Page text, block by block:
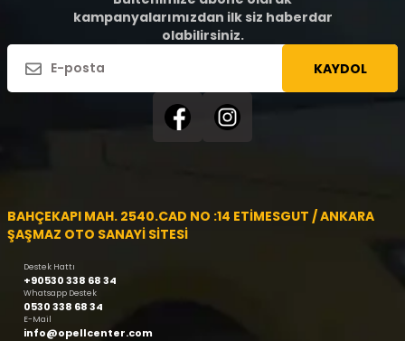
kampanyalarımızdan ilk siz haberdar
olabilirsiniz.
KAYDOL
BAHÇEKAPI MAH. 2540.CAD NO :14 ETİMESGUT / ANKARA
ŞAŞMAZ OTO SANAYİ SİTESİ
Destek Hattı
+90530 338 68 34
Whatsapp Destek
0530 338 68 34
E-Mail
info@opellcenter.com